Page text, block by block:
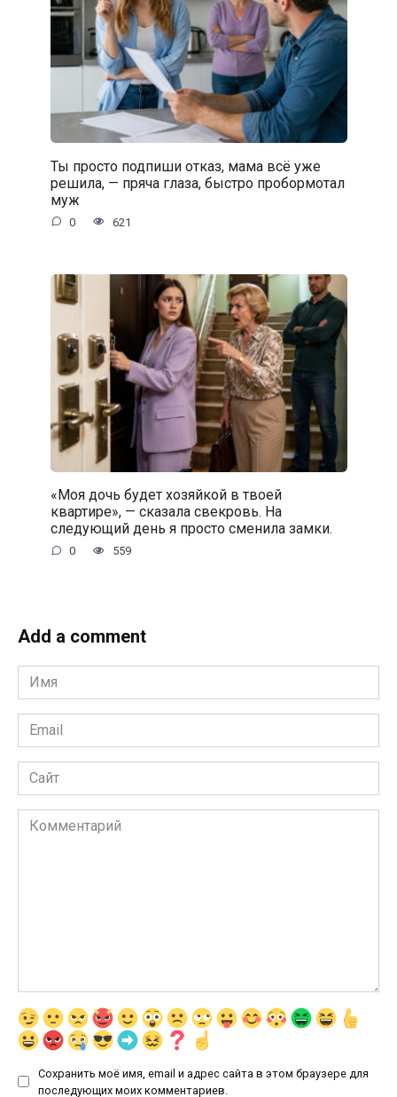
Ты просто подпиши отказ, мама всё уже
решила, — пряча глаза, быстро пробормотал
муж
0 621
«Моя дочь будет хозяйкой в твоей
квартире», — сказала свекровь. На
следующий день я просто сменила замки.
0 559
Add a comment
Имя
*
Email
*
Сайт
Комментарий
Сохранить моё имя, email и адрес сайта в этом браузере для
последующих моих комментариев.